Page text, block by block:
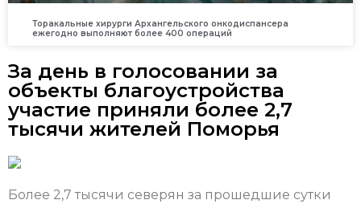
Торакальные хирурги Архангельского онкодиспансера
ежегодно выполняют более 400 операций
За день в голосовании за
объекты благоустройства
участие приняли более 2,7
тысячи жителей Поморья
Более 2,7 тысячи северян за прошедшие сутки